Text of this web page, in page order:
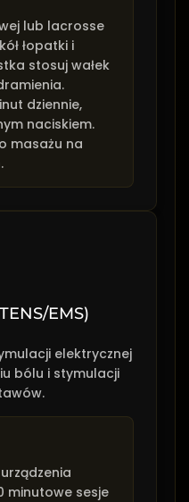
lub lacrosse
łopatki i
stosuj wałek
dziennie,
naciskiem.
masażu na
EMS)
elektrycznej
bólu i stymulacji
minutowe sesje